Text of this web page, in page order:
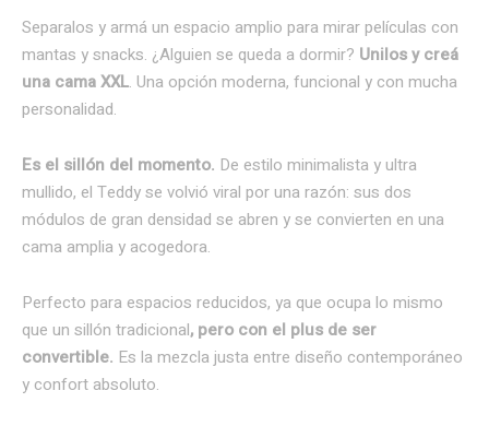
Separalos y armá un espacio amplio para mirar películas con
mantas y snacks. ¿Alguien se queda a dormir? Unilos y creá
una cama XXL. Una opción moderna, funcional y con mucha
personalidad.
Es el sillón del momento. De estilo minimalista y ultra
mullido, el Teddy se volvió viral por una razón: sus dos
módulos de gran densidad se abren y se convierten en una
cama amplia y acogedora.
Perfecto para espacios reducidos, ya que ocupa lo mismo
que un sillón tradicional, pero con el plus de ser
convertible. Es la mezcla justa entre diseño contemporáneo
y confort absoluto.